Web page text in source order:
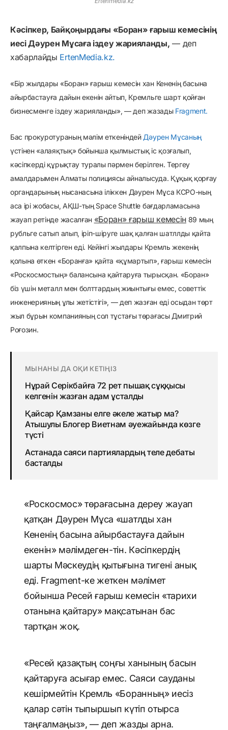
Кәсіпкер, Байқоңырдағы «Боран» ғарыш кемесінің
иесі Дәурен Мұсаға іздеу жарияланды, — деп
хабарлайды ErtenMedia.kz.
«Бір жылдары «Боран» ғарыш кемесін хан Кененің басына
айырбастауға дайын екенін айтып, Кремльге шарт қойған
бизнесменге іздеу жарияланды», — деп жазады Fragment.
Бас прокуротураның мәлім еткеніндей Дәурен Мұсаның
үстінен «алаяқтық» бойынша қылмыстық іс қозғалып,
кәсіпкерді құрықтау туралы пәрмен берілген. Тергеу
амалдарымен Алматы полициясы айналысуда. Құқық қорғау
органдарының нысанасына іліккен Дәурен Мұса КСРО-ның
аса ірі жобасы, АҚШ-тың Space Shuttle бағдарламасына
жауап ретінде жасалған «Боран» ғарыш кемесін89 мың
рубльге сатып алып, іріп-шіруге шақ қалған шатллды қайта
қалпына келтірген еді. Кейінгі жылдары Кремль жекенің
қолына өткен «Боранға» қайта «құмартып», ғарыш кемесін
«Роскосмостың» балансына қайтаруға тырысқан. «Боран»
біз үшін металл мен болттардың жиынтығы емес, советтік
инженерияның ұлы жетістігі», — деп жазған еді осыдан төрт
жыл бұрын компанияның сол тұстағы төрағасы Дмитрий
Роғозин.
МЫНАНЫ ДА ОҚИ КЕТІҢІЗ
Нұрай Серікбайға 72 рет пышақ сұққысы
келгенін жазған адам ұсталды
Қайсар Қамзаны елге әкеле жатыр ма?
Атышулы Блогер Виетнам әуежайында көзге
түсті
Астанада саяси партиялардың теле дебаты
басталды
«Роскосмос» төрағасына дереу жауап
қатқан Дәурен Мұса «шатлды хан
Кененің басына айырбастауға дайын
екенін» мәлімдеген-тін. Кәсіпкердің
шарты Мәскеудің қытығына тигені анық
еді. Fragment-ке жеткен мәлімет
бойынша Ресей ғарыш кемесін «тарихи
отанына қайтару» мақсатынан бас
тартқан жоқ.
«Ресей қазақтың соңғы ханының басын
қайтаруға асығар емес. Саяси сауданы
кешірмейтін Кремль «Боранның» иесіз
қалар сәтін тыпыршып күтіп отырса
таңғалмаңыз», — деп жазды арна.